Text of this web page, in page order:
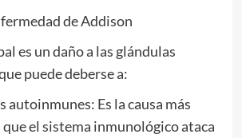
de Addison
es un daño a las glándulas
puede deberse a:
autoinmunes: Es la causa más
el sistema inmunológico ataca